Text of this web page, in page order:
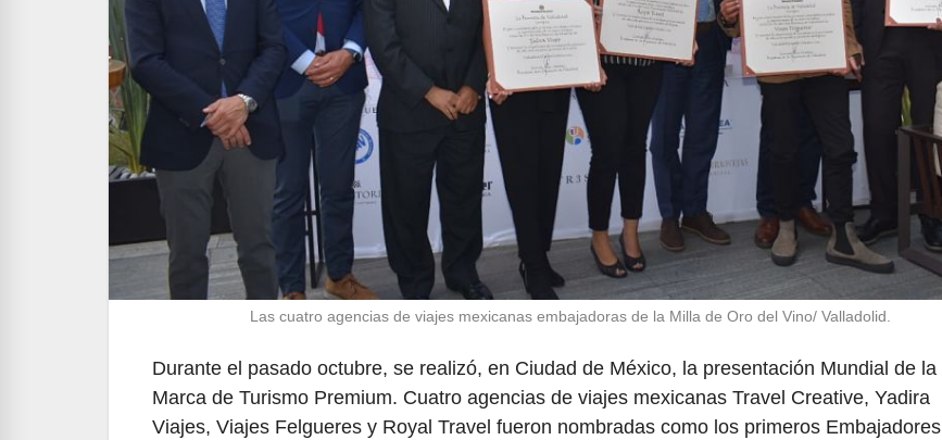
Las cuatro agencias de viajes mexicanas embajadoras de la Milla de Oro del Vino/ Valladolid.
Durante el pasado octubre, se realizó, en Ciudad de México, la presentación Mundial de la
Marca de Turismo Premium. Cuatro agencias de viajes mexicanas Travel Creative, Yadira
Viajes, Viajes Felgueres y Royal Travel fueron nombradas como los primeros Embajadores